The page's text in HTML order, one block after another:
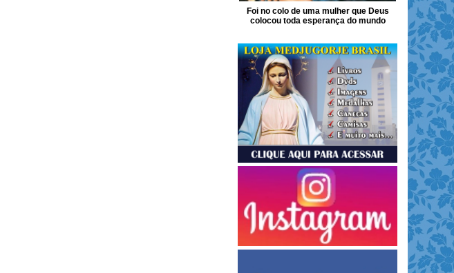
Foi no colo de uma mulher que Deus
colocou toda esperança do mundo